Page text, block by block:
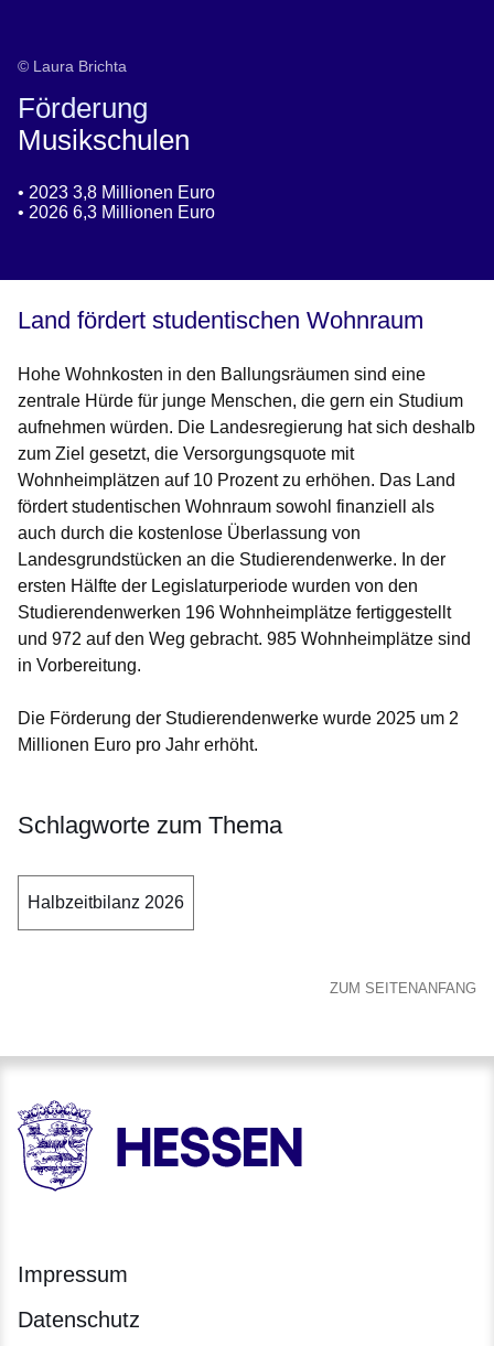
© Laura Brichta
Förderung
Musikschulen
• 2023 3,8 Millionen Euro
• 2026 6,3 Millionen Euro
Land fördert studentischen Wohnraum
Hohe Wohnkosten in den Ballungsräumen sind eine
zentrale Hürde für junge Menschen, die gern ein Studium
aufnehmen würden. Die Landesregierung hat sich deshalb
zum Ziel gesetzt, die Versorgungsquote mit
Wohnheimplätzen auf 10 Prozent zu erhöhen. Das Land
fördert studentischen Wohnraum sowohl finanziell als
auch durch die kostenlose Überlassung von
Landesgrundstücken an die Studierendenwerke. In der
ersten Hälfte der Legislaturperiode wurden von den
Studierendenwerken 196 Wohnheimplätze fertiggestellt
und 972 auf den Weg gebracht. 985 Wohnheimplätze sind
in Vorbereitung.
Die Förderung der Studierendenwerke wurde 2025 um 2
Millionen Euro pro Jahr erhöht.
Schlagworte zum Thema
Halbzeitbilanz 2026
ZUM SEITENANFANG
HESSEN - Hessische Landesregierung
Impressum
Datenschutz